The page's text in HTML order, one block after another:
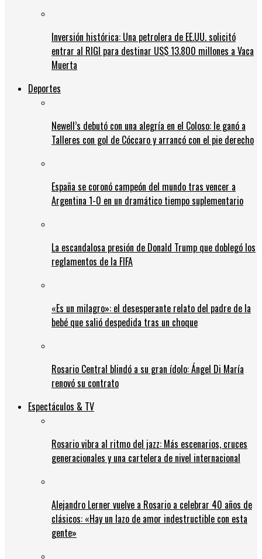
Inversión histórica: Una petrolera de EE.UU. solicitó
entrar al RIGI para destinar US$ 13.800 millones a Vaca
Muerta
Deportes
Newell’s debutó con una alegría en el Coloso: le ganó a
Talleres con gol de Cóccaro y arrancó con el pie derecho
España se coronó campeón del mundo tras vencer a
Argentina 1-0 en un dramático tiempo suplementario
La escandalosa presión de Donald Trump que doblegó los
reglamentos de la FIFA
«Es un milagro»: el desesperante relato del padre de la
bebé que salió despedida tras un choque
Rosario Central blindó a su gran ídolo: Ángel Di María
renovó su contrato
Espectáculos & TV
Rosario vibra al ritmo del jazz: Más escenarios, cruces
generacionales y una cartelera de nivel internacional
Alejandro Lerner vuelve a Rosario a celebrar 40 años de
clásicos: «Hay un lazo de amor indestructible con esta
gente»